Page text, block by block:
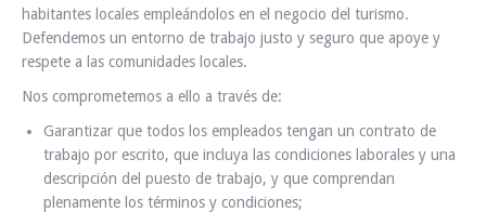
habitantes locales empleándolos en el negocio del turismo.
Defendemos un entorno de trabajo justo y seguro que apoye y
respete a las comunidades locales.
Nos comprometemos a ello a través de:
Garantizar que todos los empleados tengan un contrato de
trabajo por escrito, que incluya las condiciones laborales y una
descripción del puesto de trabajo, y que comprendan
plenamente los términos y condiciones;